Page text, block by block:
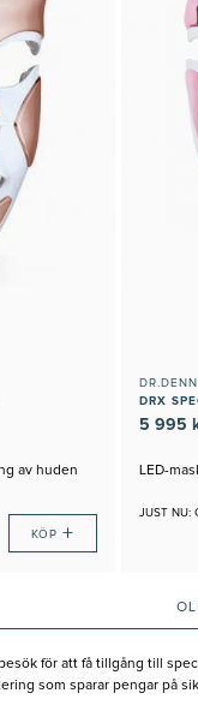
av huden
KÖP +
5 995
LED-
JUST NU:
för att få tillgång till
som sparar pengar på